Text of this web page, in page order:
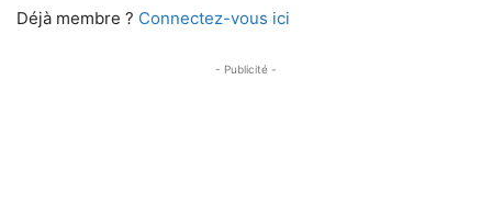
Déjà membre ? Connectez-vous ici
- Publicité -